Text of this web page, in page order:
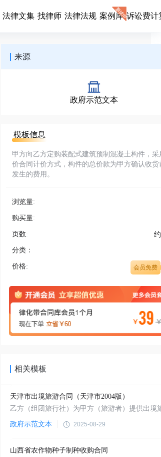
法律文集 找律师 法律法规 案例库 诉讼费计
来源
政府示范文本
模板信息
甲方向乙方定购装配式建筑预制混凝土构件，采
价合同计价方式，构件的总价款为甲方确认收货
发生的费用。
浏览量:
购买量:
页数:
分类：
价格: 会员免费
相关模板
天津市出境旅游合同（天津市2004版）
政府示范文本 2025-08-29
山西省农作物种子制种收购合同